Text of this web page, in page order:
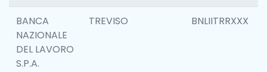
BANCA
NAZIONALE
DEL LAVORO
S.P.A.
TREVISO BNLIITRRXXX